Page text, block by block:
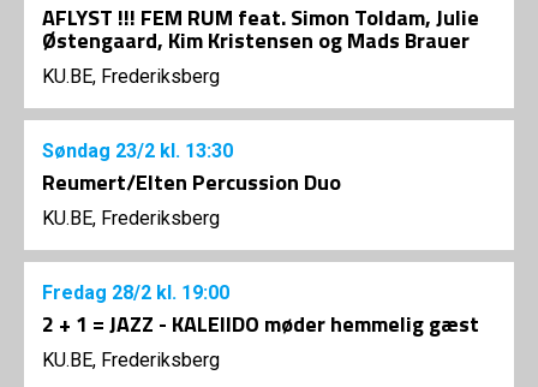
AFLYST !!! FEM RUM feat. Simon Toldam, Julie
Østengaard, Kim Kristensen og Mads Brauer
KU.BE, Frederiksberg
Søndag 23/2 kl. 13:30
Reumert/Elten Percussion Duo
KU.BE, Frederiksberg
Fredag 28/2 kl. 19:00
2 + 1 = JAZZ - KALEIIDO møder hemmelig gæst
KU.BE, Frederiksberg